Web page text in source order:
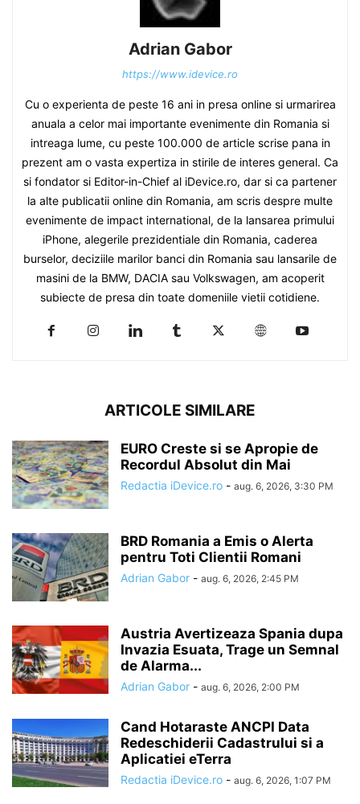
Adrian Gabor
https://www.idevice.ro
Cu o experienta de peste 16 ani in presa online si urmarirea
anuala a celor mai importante evenimente din Romania si
intreaga lume, cu peste 100.000 de article scrise pana in
prezent am o vasta expertiza in stirile de interes general. Ca
si fondator si Editor-in-Chief al iDevice.ro, dar si ca partener
la alte publicatii online din Romania, am scris despre multe
evenimente de impact international, de la lansarea primului
iPhone, alegerile prezidentiale din Romania, caderea
burselor, deciziile marilor banci din Romania sau lansarile de
masini de la BMW, DACIA sau Volkswagen, am acoperit
subiecte de presa din toate domeniile vietii cotidiene.
ARTICOLE SIMILARE
EURO Creste si se Apropie de
Recordul Absolut din Mai
Redactia iDevice.ro - aug. 6, 2026, 3:30 PM
BRD Romania a Emis o Alerta
pentru Toti Clientii Romani
Adrian Gabor - aug. 6, 2026, 2:45 PM
Austria Avertizeaza Spania dupa
Invazia Esuata, Trage un Semnal
de Alarma...
Adrian Gabor - aug. 6, 2026, 2:00 PM
Cand Hotaraste ANCPI Data
Redeschiderii Cadastrului si a
Aplicatiei eTerra
Redactia iDevice.ro - aug. 6, 2026, 1:07 PM